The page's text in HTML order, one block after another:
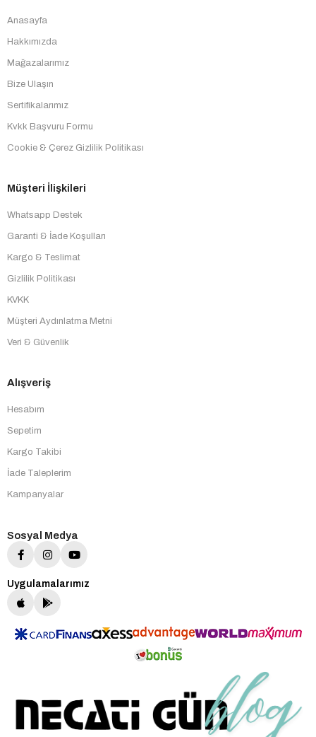
Anasayfa
Hakkımızda
Mağazalarımız
Bize Ulaşın
Sertifikalarımız
Kvkk Başvuru Formu
Cookie & Çerez Gizlilik Politikası
Müşteri İlişkileri
Whatsapp Destek
Garanti & İade Koşulları
Kargo & Teslimat
Gizlilik Politikası
KVKK
Müşteri Aydınlatma Metni
Veri & Güvenlik
Alışveriş
Hesabım
Sepetim
Kargo Takibi
İade Taleplerim
Kampanyalar
Sosyal Medya
Uygulamalarımız